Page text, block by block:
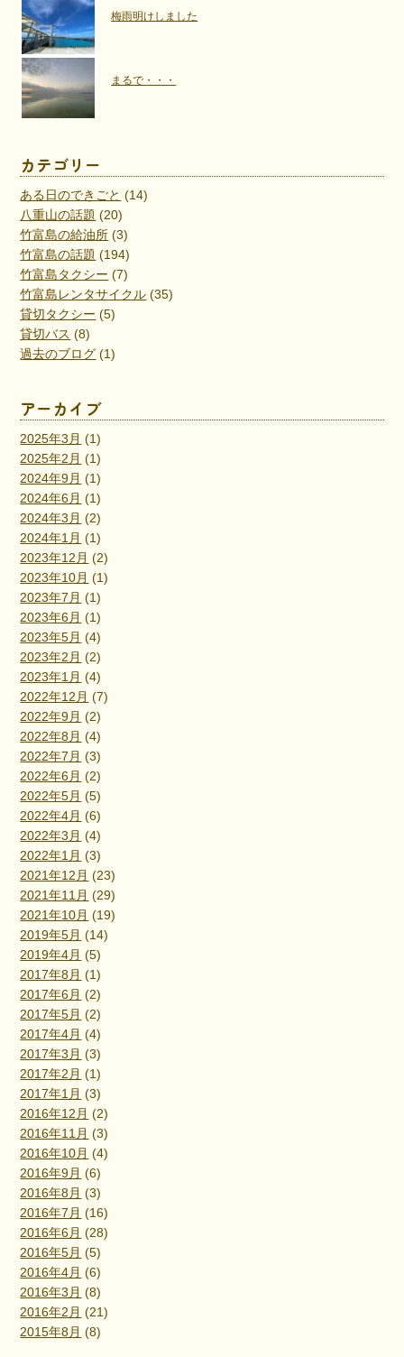
梅雨明けしました
まるで・・・
カテゴリー
ある日のできごと (14)
八重山の話題 (20)
竹富島の給油所 (3)
竹富島の話題 (194)
竹富島タクシー (7)
竹富島レンタサイクル (35)
貸切タクシー (5)
貸切バス (8)
過去のブログ (1)
アーカイブ
2025年3月 (1)
2025年2月 (1)
2024年9月 (1)
2024年6月 (1)
2024年3月 (2)
2024年1月 (1)
2023年12月 (2)
2023年10月 (1)
2023年7月 (1)
2023年6月 (1)
2023年5月 (4)
2023年2月 (2)
2023年1月 (4)
2022年12月 (7)
2022年9月 (2)
2022年8月 (4)
2022年7月 (3)
2022年6月 (2)
2022年5月 (5)
2022年4月 (6)
2022年3月 (4)
2022年1月 (3)
2021年12月 (23)
2021年11月 (29)
2021年10月 (19)
2019年5月 (14)
2019年4月 (5)
2017年8月 (1)
2017年6月 (2)
2017年5月 (2)
2017年4月 (4)
2017年3月 (3)
2017年2月 (1)
2017年1月 (3)
2016年12月 (2)
2016年11月 (3)
2016年10月 (4)
2016年9月 (6)
2016年8月 (3)
2016年7月 (16)
2016年6月 (28)
2016年5月 (5)
2016年4月 (6)
2016年3月 (8)
2016年2月 (21)
2015年8月 (8)